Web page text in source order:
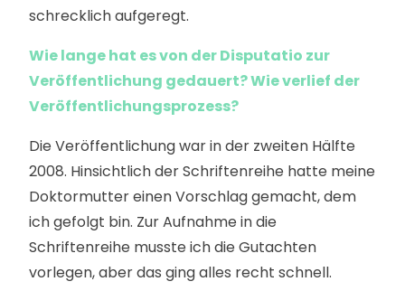
schrecklich aufgeregt.
Wie lange hat es von der Disputatio zur
Veröffentlichung gedauert? Wie verlief der
Veröffentlichungsprozess?
Die Veröffentlichung war in der zweiten Hälfte
2008. Hinsichtlich der Schriftenreihe hatte meine
Doktormutter einen Vorschlag gemacht, dem
ich gefolgt bin. Zur Aufnahme in die
Schriftenreihe musste ich die Gutachten
vorlegen, aber das ging alles recht schnell.